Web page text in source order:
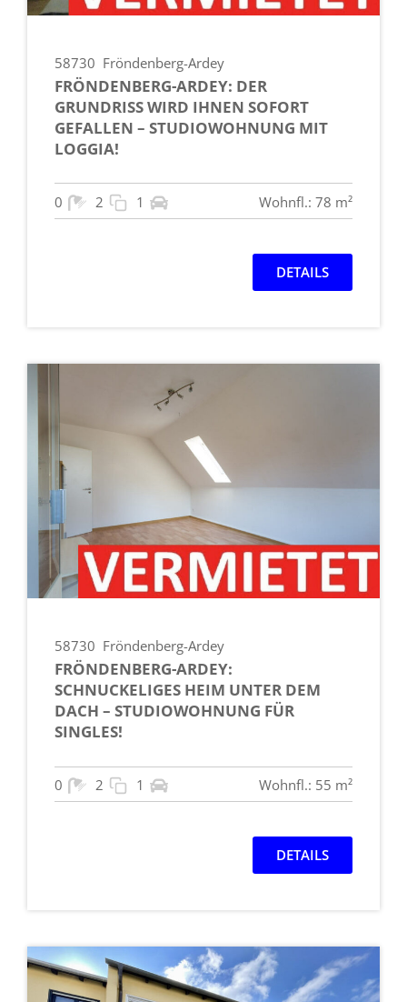
58730 Fröndenberg-Ardey
FRÖNDENBERG-ARDEY: DER
GRUNDRISS WIRD IHNEN SOFORT
GEFALLEN – STUDIOWOHNUNG MIT
LOGGIA!
0 2 1 Wohnfl.: 78 m²
DETAILS
58730 Fröndenberg-Ardey
FRÖNDENBERG-ARDEY:
SCHNUCKELIGES HEIM UNTER DEM
DACH – STUDIOWOHNUNG FÜR
SINGLES!
0 2 1 Wohnfl.: 55 m²
DETAILS